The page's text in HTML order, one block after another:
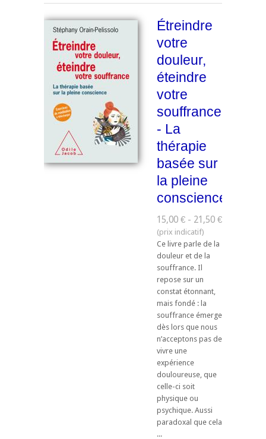
Étreindre
votre
douleur,
éteindre
votre
souffrance
- La
thérapie
basée sur
la pleine
conscience
15,00 € - 21,50 €
Ce livre parle de la
douleur et de la
souffrance. Il
repose sur un
constat étonnant,
mais fondé : la
souffrance émerge
dès lors que nous
n’acceptons pas de
vivre une
expérience
douloureuse, que
celle-ci soit
physique ou
psychique. Aussi
paradoxal que cela
...